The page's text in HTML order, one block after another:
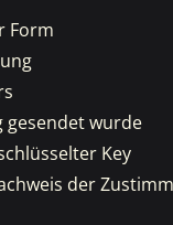
Form
gesendet wurde
Key
der